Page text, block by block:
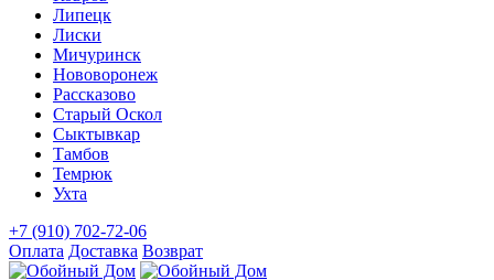
Липецк
Лиски
Мичуринск
Нововоронеж
Рассказово
Старый Оскол
Сыктывкар
Тамбов
Темрюк
Ухта
+7 (910) 702-72-06
Оплата Доставка Возврат